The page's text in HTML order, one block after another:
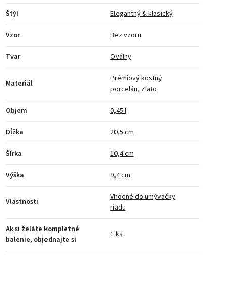
Štýl Elegantný & klasický
Vzor Bez vzoru
Tvar Oválny
Materiál
Prémiový kostný
porcelán, Zlato
Objem 0,45 l
Dĺžka 20,5 cm
Šírka 10,4 cm
Výška 9,4 cm
Vlastnosti
Vhodné do umývačky
riadu
Ak si želáte kompletné
balenie, objednajte si
1 ks